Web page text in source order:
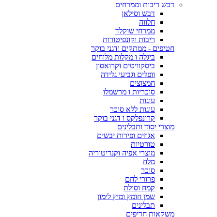
דבש ריבות וממרחים
דבש וסילאן
חלווה
ממרחי שוקלד
ריבות וקונפיטורות
חטיפים - ממתקים ודגני בוקר
ביגלה ו מקלות מלוחים
ביסקוויטים וקרואסון
וופלים וגביעי גלידה
חמצוצים
סוכריות ו מרשמלו
עוגות
עוגות ללא סוכר
קרונפלקס ו דגני בוקר
מוצרי יסוד ותבלינים
אגוזים ופירות יבשים
טורטיות
מוצרי אפיה וקנדיטוריה
מלח
סוכר
פרורי לחם
קמח וסולת
שמן חומץ ומיץ לימון
תבלינים
משקאות חריפים